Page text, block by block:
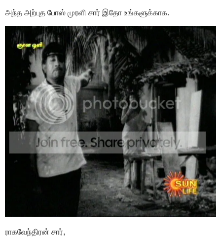
அந்த அற்புத போஸ் முரளி சார் இதோ உங்களுக்காக.
ராகவேந்திரன் சார்,